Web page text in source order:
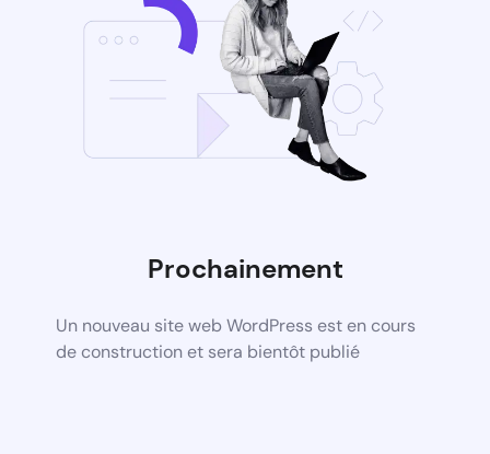
Prochainement
Un nouveau site web WordPress est en cours
de construction et sera bientôt publié